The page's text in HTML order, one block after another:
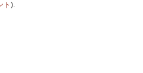
ト ).